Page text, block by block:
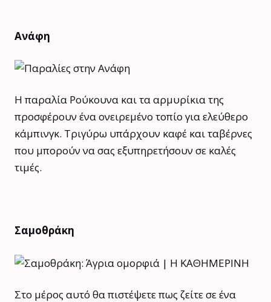
Ανάφη
Η παραλία Ρούκουνα και τα αρμυρίκια της
προσφέρουν ένα ονειρεμένο τοπίο για ελεύθερο
κάμπινγκ. Τριγύρω υπάρχουν καφέ και ταβέρνες
που μπορούν να σας εξυπηρετήσουν σε καλές
τιμές.
Σαμοθράκη
Στο μέρος αυτό θα πιστέψετε πως ζείτε σε ένα